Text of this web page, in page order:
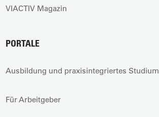
VIACTIV Magazin
PORTALE
Ausbildung und praxisintegriertes Studium
Für Arbeitgeber